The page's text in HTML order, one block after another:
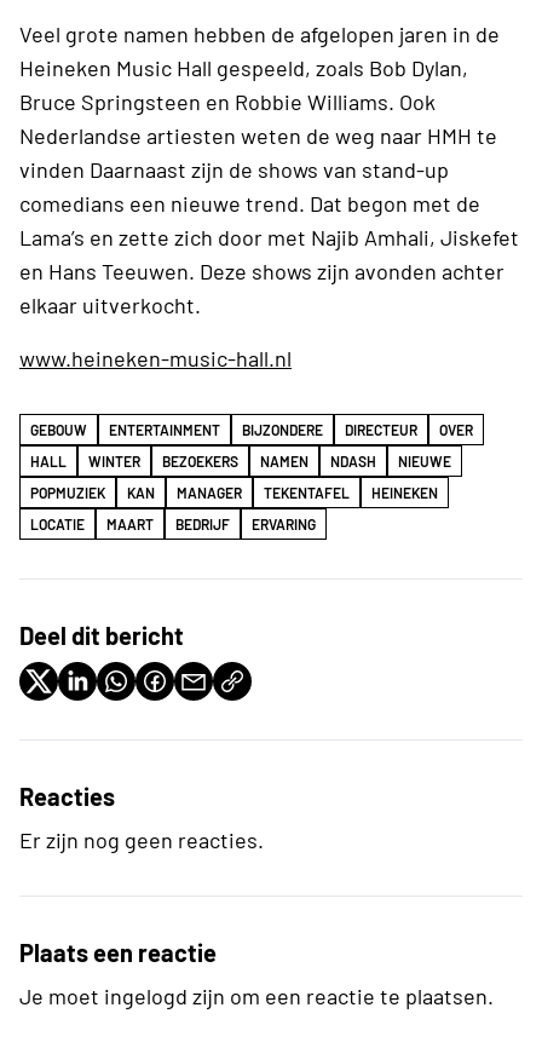
Veel grote namen hebben de afgelopen jaren in de
Heineken Music Hall gespeeld, zoals Bob Dylan,
Bruce Springsteen en Robbie Williams. Ook
Nederlandse artiesten weten de weg naar HMH te
vinden Daarnaast zijn de shows van stand-up
comedians een nieuwe trend. Dat begon met de
Lama’s en zette zich door met Najib Amhali, Jiskefet
en Hans Teeuwen. Deze shows zijn avonden achter
elkaar uitverkocht.
www.heineken-music-hall.nl
GEBOUW ENTERTAINMENT BIJZONDERE DIRECTEUR
OVER
HALL
WINTER BEZOEKERS NAMEN NDASH
NIEUWE
POPMUZIEK
KAN MANAGER TEKENTAFEL
HEINEKEN
LOCATIE
MAART BEDRIJF ERVARING
Deel dit bericht
Reacties
Er zijn nog geen reacties.
Plaats een reactie
Je moet ingelogd zijn om een reactie te plaatsen.